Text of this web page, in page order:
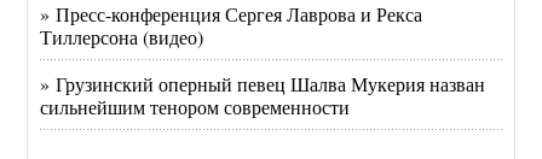
» Пресс-конференция Сергея Лаврова и Рекса
Тиллерсона (видео)
» Грузинский оперный певец Шалва Мукерия назван
сильнейшим тенором современности